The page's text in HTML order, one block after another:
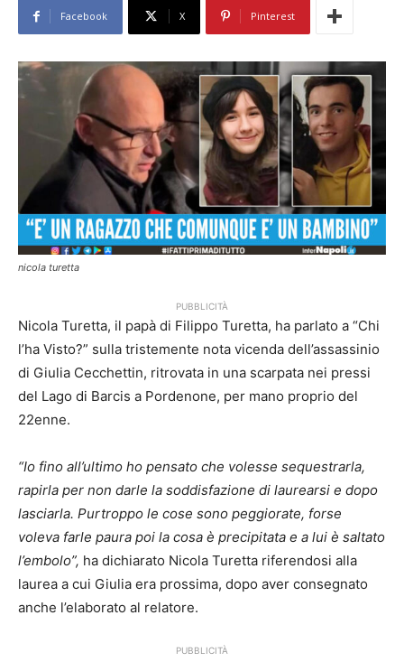
Facebook X Pinterest
nicola turetta
PUBBLICITÀ
Nicola Turetta, il papà di Filippo Turetta, ha parlato a “Chi
l’ha Visto?” sulla tristemente nota vicenda dell’assassinio
di Giulia Cecchettin, ritrovata in una scarpata nei pressi
del Lago di Barcis a Pordenone, per mano proprio del
22enne.
“Io fino all’ultimo ho pensato che volesse sequestrarla,
rapirla per non darle la soddisfazione di laurearsi e dopo
lasciarla. Purtroppo le cose sono peggiorate, forse
voleva farle paura poi la cosa è precipitata e a lui è saltato
l’embolo”, ha dichiarato Nicola Turetta riferendosi alla
laurea a cui Giulia era prossima, dopo aver consegnato
anche l’elaborato al relatore.
PUBBLICITÀ